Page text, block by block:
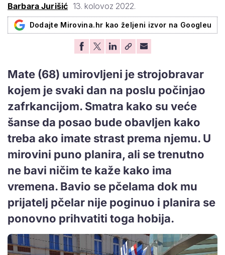
Barbara Jurišić 13. kolovoz 2022.
Dodajte Mirovina.hr kao željeni izvor na Googleu
Mate (68) umirovljeni je strojobravar
kojem je svaki dan na poslu počinjao
zafrkancijom. Smatra kako su veće
šanse da posao bude obavljen kako
treba ako imate strast prema njemu. U
mirovini puno planira, ali se trenutno
ne bavi ničim te kaže kako ima
vremena. Bavio se pčelama dok mu
prijatelj pčelar nije poginuo i planira se
ponovno prihvatiti toga hobija.